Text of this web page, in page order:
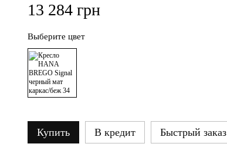
13 284 грн
Выберите цвет
Купить В кредит Быстрый заказ